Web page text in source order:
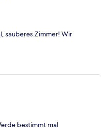
sauberes Zimmer! Wir
bestimmt mal